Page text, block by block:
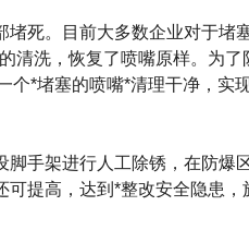
死。目前大多数企业对于堵
清洗，恢复了喷嘴原样。为了
个*堵塞的喷嘴*清理干净，实
手架进行人工除锈，在防爆
提高，达到*整改安全隐患，